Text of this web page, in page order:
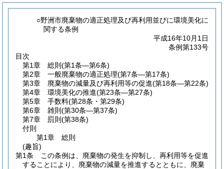
○野洲市廃棄物の適正処理及び再利用並びに環境美化に
関する条例
平成16年10月1日
条例第133号
目次
第1章
総則 (第1条―第6条)
第2章
一般廃棄物の適正処理(第7条―第17条)
第3章
廃棄物の減量及び再利用等の促進(第18条―第22条)
第4章
環境美化の推進(第23条―第27条)
第5章
手数料(第28条・第29条)
第6章
雑則 (第30条―第37条)
第7章
罰則 (第38条)
付則
第1章
総則
(趣旨)
第1条
この条例は、廃棄物の発生を抑制し、再利用等を促進
することにより、廃棄物の減量を推進するとともに、廃棄